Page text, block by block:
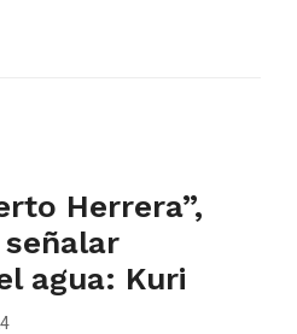
Herrera”,
agua: Kuri